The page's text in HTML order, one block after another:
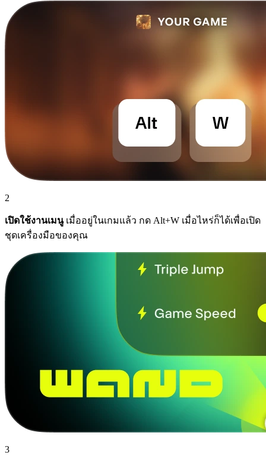
2
เปิดใช้งานเมนูเมื่ออยู่ในเกมแล้ว กด Alt+W เมื่อไหร่ก็ได้เพื่อเปิด
ชุดเครื่องมือของคุณ
3